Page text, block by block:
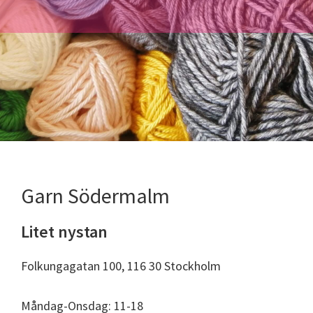
Garn Södermalm
Litet nystan
Folkungagatan 100, 116 30 Stockholm
Måndag-Onsdag: 11-18